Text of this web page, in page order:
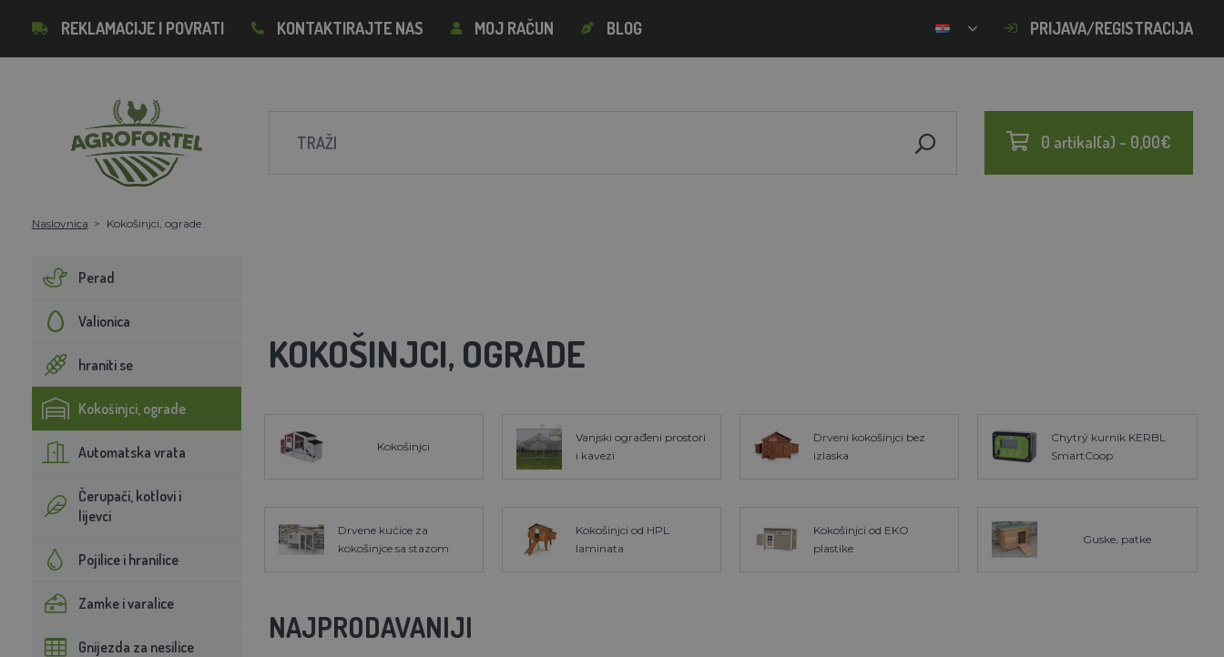
REKLAMACIJE I POVRATI KONTAKTIRAJTE NAS MOJ RAČUN BLOG PRIJAVA/REGISTRACIJA
0 artikal(a) - 0,00€
Naslovnica Kokošinjci, ograde
Perad
Valionica
hraniti se
Kokošinjci, ograde
Automatska vrata
Čerupači, kotlovi i
lijevci
Pojilice i hranilice
Zamke i varalice
Gnijezda za nesilice
KOKOŠINJCI, OGRADE
Kokošinjci
Vanjski ograđeni prostori
i kavezi
Drveni kokošinjci bez
izlaska
Chytrý kurník KERBL
SmartCoop
Drvene kućice za
kokošinjce sa stazom
Kokošinjci od HPL
laminata
Kokošinjci od EKO
plastike
Guske, patke
NAJPRODAVANIJI